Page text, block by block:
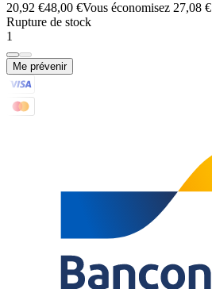
20,92 €48,00 €Vous économisez 27,08 €
Rupture de stock
1
Me prévenir